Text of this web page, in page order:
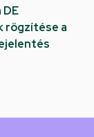
rögzítése a